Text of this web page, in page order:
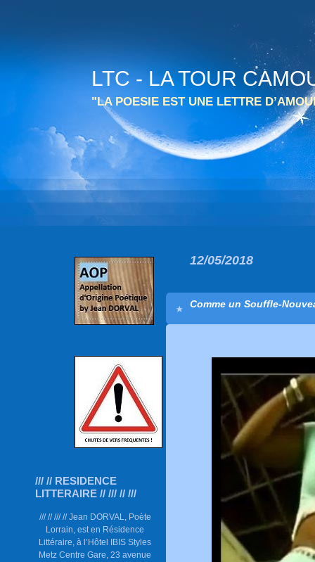
LTC - LA TOUR
"LA POESIE EST UNE LETTRE
/// // RESIDENCE
LITTERAIRE // /// // ///
/// // /// // Jean DORVAL, Poète
Lorrain, est en Résidence
Littéraire, à l’Hôtel IBIS Styles
Metz Centre Gare, 23 avenue
12/05/2018
Comme un Souffle-